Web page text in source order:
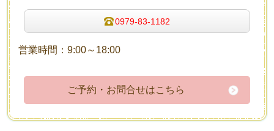
0979-83-1182
営業時間：9:00～18:00
ご予約・お問合せはこちら